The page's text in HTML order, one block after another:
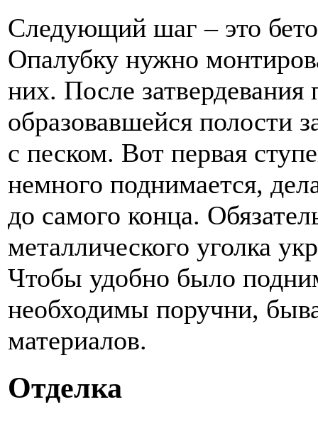
Следующий шаг – это
Опалубку нужно
них. После
образовавшейся полости
с песком. Вот первая
немного поднимается,
до самого конца.
металлического уголка
Чтобы удобно было
необходимы поручни,
материалов.
Отделка